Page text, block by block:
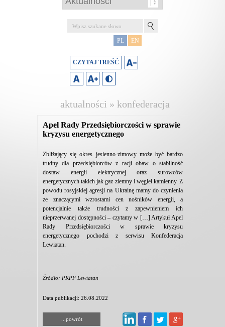
PL EN
CZYTAJ TREŚĆ
aktualności » konfederacja
Apel Rady Przedsiębiorczości w sprawie
kryzysu energetycznego
Zbliżający się okres jesienno-zimowy może być bardzo
trudny dla przedsiębiorców z racji obaw o stabilność
dostaw energii elektrycznej oraz surowców
energetycznych takich jak gaz ziemny i węgiel kamienny. Z
powodu rosyjskiej agresji na Ukrainę mamy do czynienia
ze znaczącymi wzrostami cen nośników energii, a
potencjalnie także trudności z zapewnieniem ich
nieprzerwanej dostępności – czytamy w […] Artykuł Apel
Rady Przedsiębiorczości w sprawie kryzysu
energetycznego pochodzi z serwisu Konfederacja
Lewiatan.
Źródło: PKPP Lewiatan
Data publikacji: 26.08.2022
...powrót